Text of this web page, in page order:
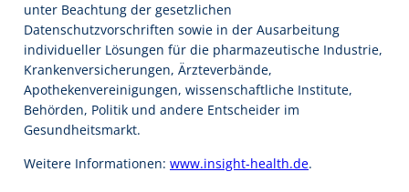
unter Beachtung der gesetzlichen
Datenschutzvorschriften sowie in der Ausarbeitung
individueller Lösungen für die pharmazeutische Industrie,
Krankenversicherungen, Ärzteverbände,
Apothekenvereinigungen, wissenschaftliche Institute,
Behörden, Politik und andere Entscheider im
Gesundheitsmarkt.
Weitere Informationen: www.insight-health.de.